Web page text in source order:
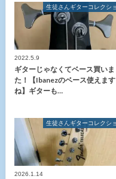
生徒さんギターコレクシ
2022.5.9
ギターじゃなくてベース買いま
た！【Ibanezのベース使えます
ね】ギターも…
生徒さんギターコレクシ
2026.1.14